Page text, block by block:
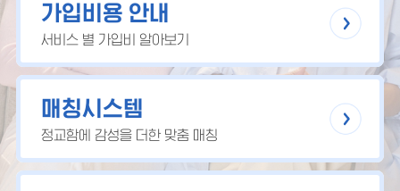
가입비용 안내
서비스 별 가입비 알아보기
매칭시스템
정교함에 감성을 더한 맞춤 매칭